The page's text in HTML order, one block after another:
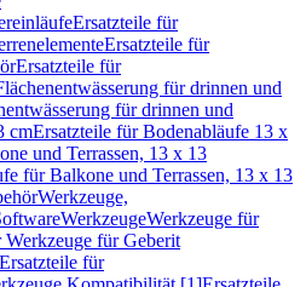
Ersatzteile für
Ersatzteile für
Ersatzteile für
für drinnen und
für drinnen und
cmErsatzteile für Bodenabläufe 13 x
und Terrassen, 13 x 13
für Balkone und Terrassen, 13 x 13
Werkzeuge,
WerkzeugeWerkzeuge für
Werkzeuge für Geberit
Ersatzteile für